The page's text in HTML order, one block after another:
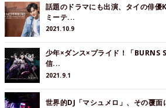
話題のドラマにも出演、タイの俳
ミーテ...
2021.10.9
少年×ダンス×プライド！「BURNS
信...
2021.9.1
世界的DJ「マシュメロ」、その覆面